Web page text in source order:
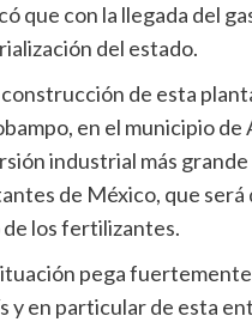
que con la llegada del
del estado.
construcción de esta
en el municipio
industrial más grande
de México, que
los fertilizantes.
pega
y en particular de esta